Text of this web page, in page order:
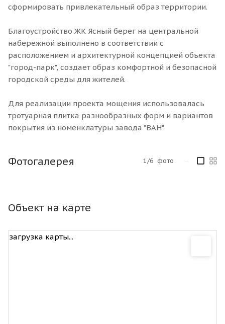
сформировать привлекательный образ территории.
Благоустройство ЖК Ясный берег на центральной
набережной выполнено в соответствии с
расположением и архитектурной концепцией объекта
"город-парк", создает образ комфортной и безопасной
городской среды для жителей.
Для реализации проекта мощения использовалась
тротуарная плитка разнообразных форм и вариантов
покрытия из номенклатуры завода "ВАН".
Фотогалерея 1/6 фото
Объект на карте
загрузка карты...